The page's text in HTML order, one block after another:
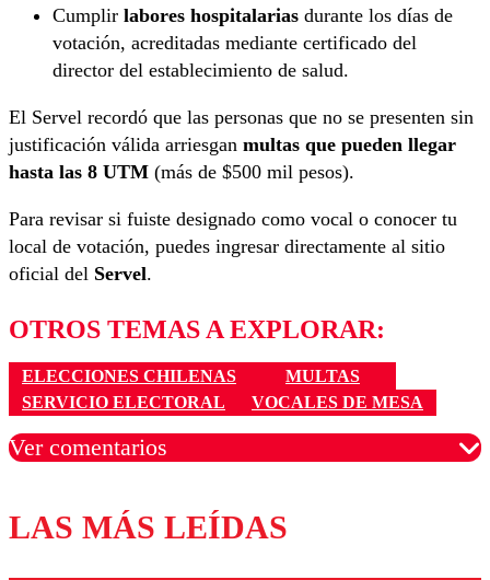
Cumplir labores hospitalarias durante los días de
votación, acreditadas mediante certificado del
director del establecimiento de salud.
El Servel recordó que las personas que no se presenten sin
justificación válida arriesgan multas que pueden llegar
hasta las 8 UTM (más de $500 mil pesos).
Para revisar si fuiste designado como vocal o conocer tu
local de votación, puedes ingresar directamente al sitio
oficial del Servel.
OTROS TEMAS A EXPLORAR:
ELECCIONES CHILENAS
MULTAS
SERVICIO ELECTORAL
VOCALES DE MESA
Ver comentarios
Los comentarios son moderados para garantizar un
diálogo respetuoso.
LAS MÁS LEÍDAS